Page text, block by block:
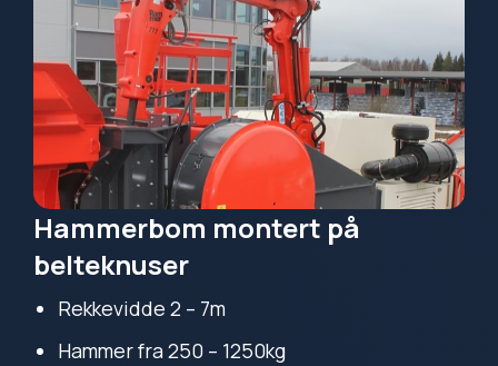
Hammerbom montert på
belteknuser
Rekkevidde 2 – 7m
Hammer fra 250 – 1250kg